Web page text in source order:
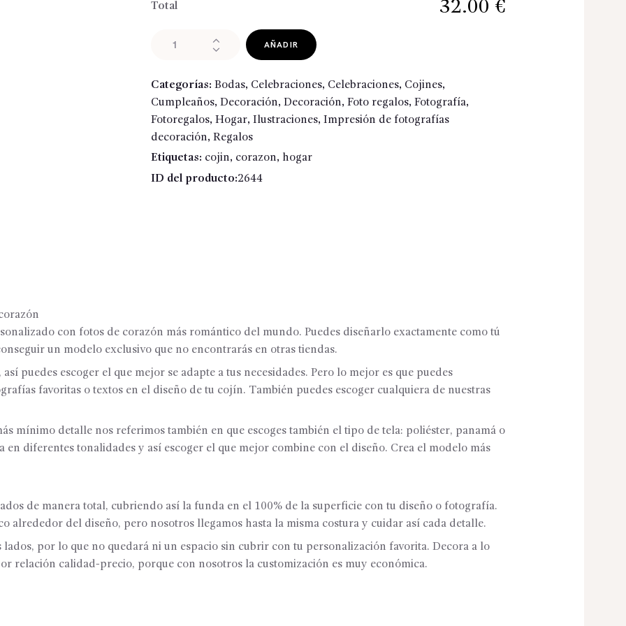
Total 32.00 €
y
además
abuelo
cantidad
AÑADIR
Categorías: Bodas, Celebraciones, Celebraciones, Cojines,
Cumpleaños, Decoración, Decoración, Foto regalos, Fotografía,
Fotoregalos, Hogar, Ilustraciones, Impresión de fotografías
decoración, Regalos
Etiquetas: cojin, corazon, hogar
ID del producto:2644
con fotos de corazón más romántico del mundo. Puedes diseñarlo exactamente como tú
un modelo exclusivo que no encontrarás en otras tiendas.
puedes escoger el que mejor se adapte a tus necesidades. Pero lo mejor es que puedes
favoritas o textos en el diseño de tu cojín. También puedes escoger cualquiera de nuestras
mínimo detalle nos referimos también en que escoges también el tipo de tela: poliéster, panamá o
en diferentes tonalidades y así escoger el que mejor combine con el diseño. Crea el modelo más
de manera total, cubriendo así la funda en el 100% de la superficie con tu diseño o fotografía.
alrededor del diseño, pero nosotros llegamos hasta la misma costura y cuidar así cada detalle.
por lo que no quedará ni un espacio sin cubrir con tu personalización favorita. Decora a lo
relación calidad-precio, porque con nosotros la customización es muy económica.